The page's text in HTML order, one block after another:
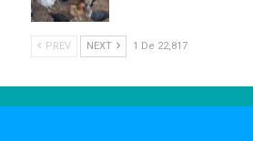
PREV NEXT 1 De 22,817